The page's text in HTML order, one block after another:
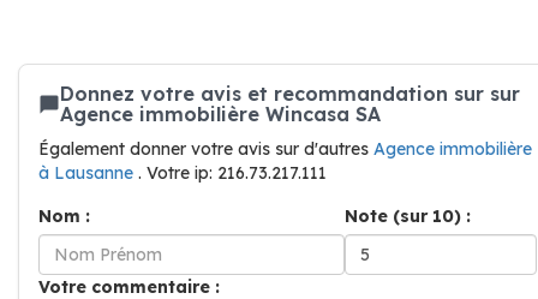
Donnez votre avis et recommandation sur sur
Agence immobilière Wincasa SA
Également donner votre avis sur d'autres Agence immobilière
à Lausanne . Votre ip: 216.73.217.111
Nom :
Note (sur 10) :
Votre commentaire :